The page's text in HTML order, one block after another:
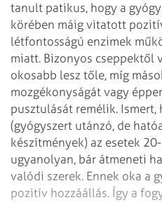
tanult patikus, hogy a
körében máig vitatott
létfontosságú enzimek
miatt. Bizonyos cseppektől
okosabb lesz tőle, míg
mozgékonyságát vagy
pusztulását remélik. Ismert,
(gyógyszert utánzó, de
készítmények) az esetek
ugyanolyan, bár átmeneti
valódi szerek. Ennek oka a
pozitív hozzáállás. Így a